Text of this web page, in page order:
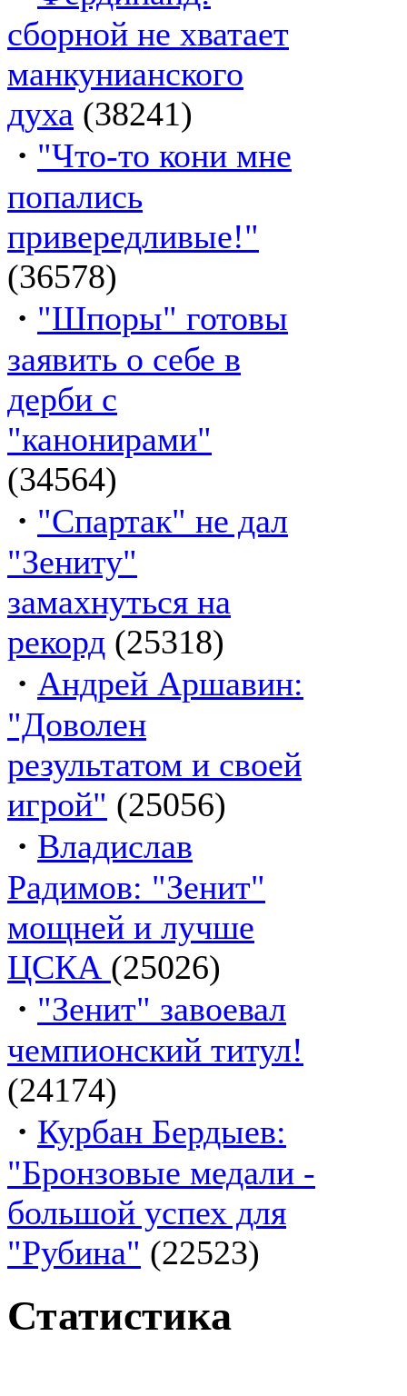
сборной не хватает
манкунианского
духа (38241)
· "Что-то кони мне
попались
привередливые!"
(36578)
· "Шпоры" готовы
заявить о себе в
дерби с
"канонирами"
(34564)
· "Спартак" не дал
"Зениту"
замахнуться на
рекорд (25318)
· Андрей Аршавин:
"Доволен
результатом и своей
игрой" (25056)
· Владислав
Радимов: "Зенит"
мощней и лучше
ЦСКА (25026)
· "Зенит" завоевал
чемпионский титул!
(24174)
· Курбан Бердыев:
"Бронзовые медали -
большой успех для
"Рубина" (22523)
Статистика